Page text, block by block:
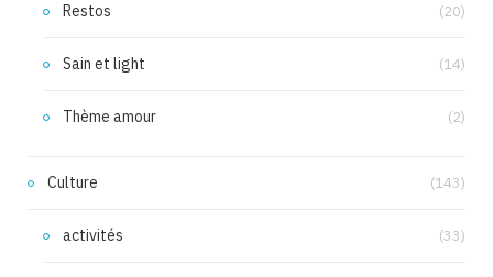
Restos (20)
Sain et light (14)
Thème amour (2)
Culture (143)
activités (33)